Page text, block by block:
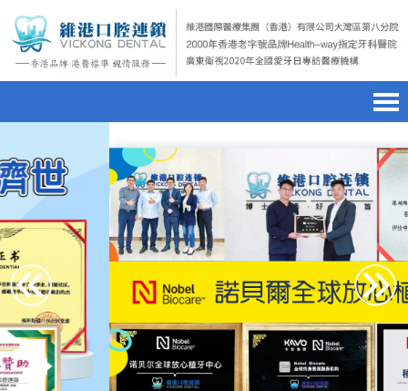
home page
醫院簡介 hospital introduction
醫生介紹 doctor introduction
醫療新聞 medical news
種植牙 dental implant
箍牙 orthodontics
澳門電話預約
微信預約
WhatsApp預約